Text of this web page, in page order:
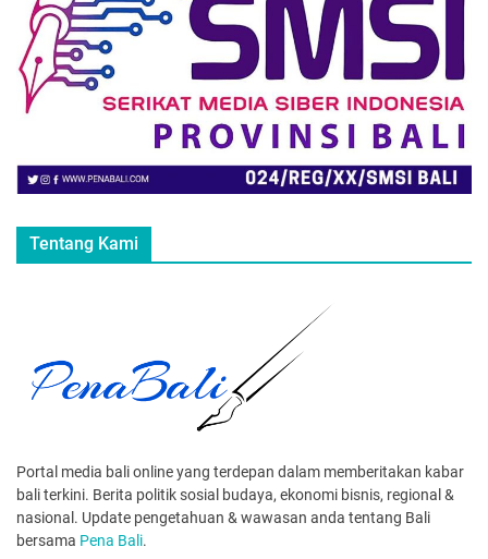
Tentang Kami
Portal media bali online yang terdepan dalam memberitakan kabar
bali terkini. Berita politik sosial budaya, ekonomi bisnis, regional &
nasional. Update pengetahuan & wawasan anda tentang Bali
bersama Pena Bali.